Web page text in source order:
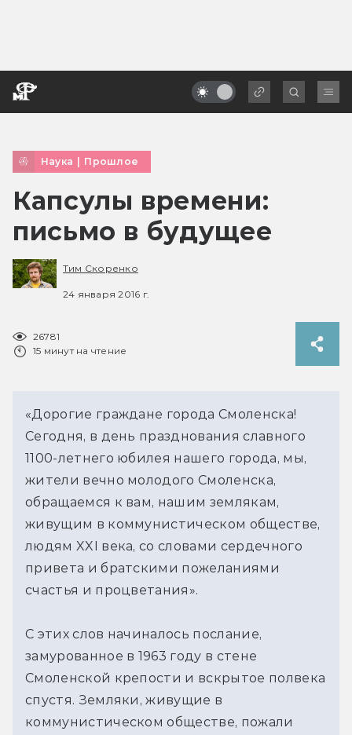
Наука | Прошлое
Капсулы времени:
письмо в будущее
Тим Скоренко
24 января 2016 г.
26781
15 минут на чтение
«Дорогие граждане города Смоленска!
Сегодня, в день празднования славного
1100-летнего юбилея нашего города, мы,
жители вечно молодого Смоленска,
обращаемся к вам, нашим землякам,
живущим в коммунистическом обществе,
людям XXI века, со словами сердечного
привета и братскими пожеланиями
счастья и процветания».
С этих слов начиналось послание,
замурованное в 1963 году в стене
Смоленской крепости и вскрытое полвека
спустя. Земляки, живущие в
коммунистическом обществе, пожали